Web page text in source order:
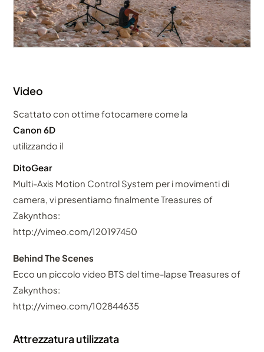
Video
Scattato con ottime fotocamere come la
Canon 6D
utilizzando il
DitoGear
Multi-Axis Motion Control System per i movimenti di
camera, vi presentiamo finalmente Treasures of
Zakynthos:
http://vimeo.com/120197450
Behind The Scenes
Ecco un piccolo video BTS del time-lapse Treasures of
Zakynthos:
http://vimeo.com/102844635
Attrezzatura utilizzata